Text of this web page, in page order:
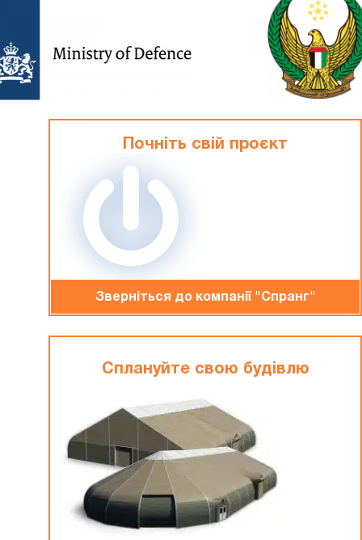
Почніть свій проєкт
Зверніться до компанiї "Спранг"
Сплануйте свою будiвлю